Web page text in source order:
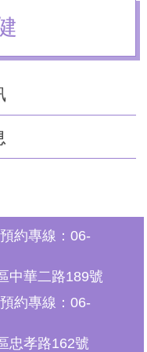
約專線：06-
中華二路189號
約專線：06-
忠孝路162號